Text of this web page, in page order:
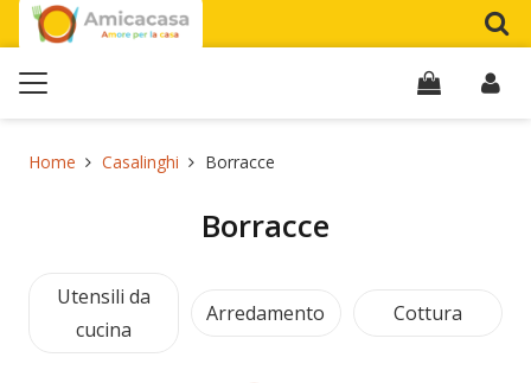
Home Casalinghi Borracce
Borracce
Utensili da
cucina
Arredamento Cottura